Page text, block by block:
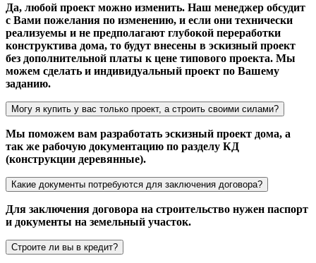
Да, любой проект можно изменить. Наш менеджер обсудит
с Вами пожелания по изменению, и если они технически
реализуемы и не предполагают глубокой переработки
конструктива дома, то будут внесены в эскизный проект
без дополнительной платы к цене типового проекта. Мы
можем сделать и индивидуальный проект по Вашему
заданию.
Могу я купить у вас только проект, а строить своими силами?
Мы поможем вам разработать эскизный проект дома, а
так же рабочую документацию по разделу КД
(конструкции деревянные).
Какие документы потребуются для заключения договора?
Для заключения договора на строительство нужен паспорт
и документы на земельный участок.
Строите ли вы в кредит?